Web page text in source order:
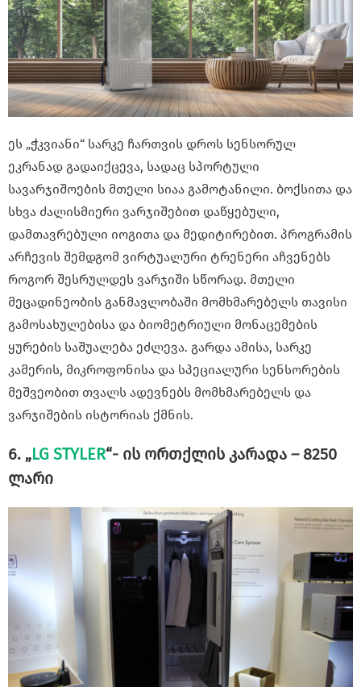
ეს „ჭკვიანი“ სარკე ჩართვის დროს სენსორულ
ეკრანად გადაიქცევა, სადაც სპორტული
სავარჯიშოების მთელი სიაა გამოტანილი. ბოქსითა და
სხვა ძალისმიერი ვარჯიშებით დაწყებული,
დამთავრებული იოგითა და მედიტირებით. პროგრამის
არჩევის შემდგომ ვირტუალური ტრენერი აჩვენებს
როგორ შესრულდეს ვარჯიში სწორად. მთელი
მეცადინეობის განმავლობაში მომხმარებელს თავისი
გამოსახულებისა და ბიომეტრიული მონაცემების
ყურების საშუალება ეძლევა. გარდა ამისა, სარკე
კამერის, მიკროფონისა და სპეციალური სენსორების
მეშვეობით თვალს ადევნებს მომხმარებელს და
ვარჯიშების ისტორიას ქმნის.
6. „LG STYLER“- ის ორთქლის კარადა – 8250
ლარი